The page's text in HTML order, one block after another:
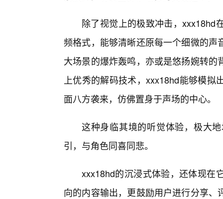
除了视觉上的极致冲击，xxx18hd
频格式，能够清晰还原每一个细微的
大场景的爆炸轰鸣，亦或是悠扬婉转
上优秀的解码技术，xxx18hd能够模
面八方袭来，仿佛置身于声场的中心。
这种身临其境的听觉体验，极大
引，与角色同喜同悲。
xxx18hd的沉浸式体验，还体现在
向的内容输出，更鼓励用户进行分享